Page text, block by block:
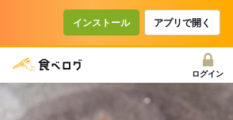
インストール アプリで開く
ログイン